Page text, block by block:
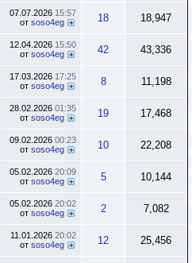
07.07.2026 15:57
от soso4eg 18 18,947
12.04.2026 15:50
от soso4eg 42 43,336
17.03.2026 17:25
от soso4eg 8 11,198
28.02.2026 01:35
от soso4eg 19 17,468
09.02.2026 00:23
от soso4eg 10 22,208
05.02.2026 20:09
от soso4eg 5 10,144
05.02.2026 20:02
от soso4eg 2 7,082
11.01.2026 20:02
от soso4eg 12 25,456